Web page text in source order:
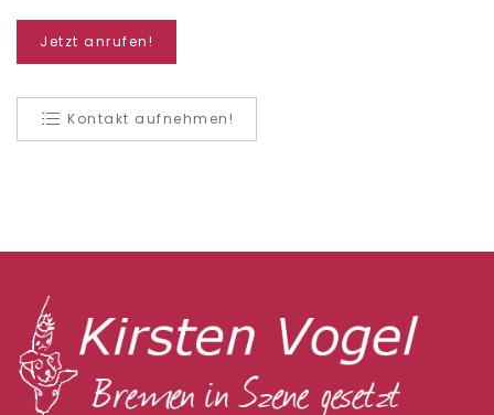
Jetzt anrufen!
Kontakt aufnehmen!